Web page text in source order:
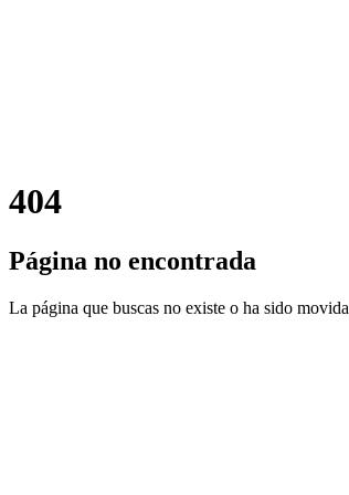
404
Página no encontrada
La página que buscas no existe o ha sido movida